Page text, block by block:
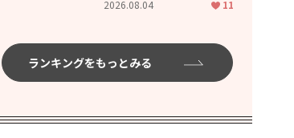
2026.08.04 11
ランキングをもっとみる